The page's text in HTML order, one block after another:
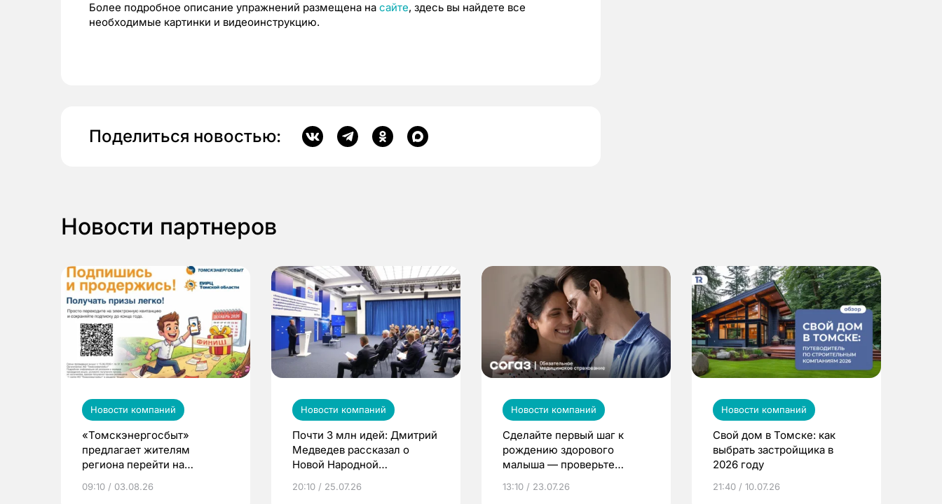
Более подробное описание упражнений размещена на сайте, здесь вы найдете все
необходимые картинки и видеоинструкцию.
Поделиться новостью:
Новости партнеров
Новости компаний
«Томскэнергосбыт»
предлагает жителям
региона перейти на
выиграть призы
09:10 / 03.08.26
Новости компаний
Почти 3 млн идей: Дмитрий
Медведев рассказал о
Новой Народной
20:10 / 25.07.26
Новости компаний
Сделайте первый шаг к
рождению здорового
малыша — проверьте
по ОМС!
13:10 / 23.07.26
Новости компаний
Свой дом в Томске: как
выбрать застройщика в
2026 году
21:40 / 10.07.26